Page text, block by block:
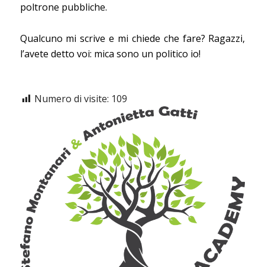
poltrone pubbliche.
Qualcuno mi scrive e mi chiede che fare? Ragazzi,
l’avete detto voi: mica sono un politico io!
Numero di visite: 109